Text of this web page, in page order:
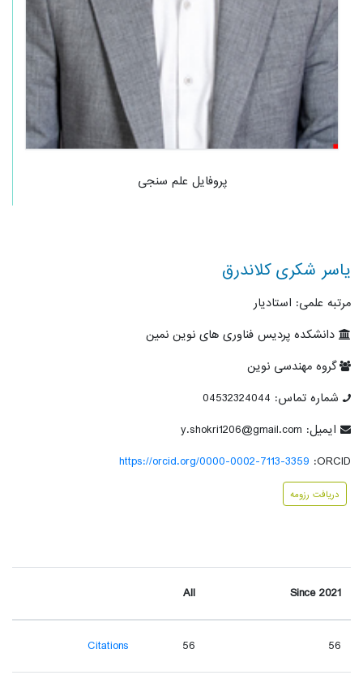
پروفایل علم سنجی
یاسر شکری کلاندرق
مرتبه علمی: استادیار
دانشکده پردیس فناوری های نوین نمین
گروه مهندسی نوین
شماره تماس: 04532324044
ایمیل: y.shokri1206@gmail.com
ORCID:
https://orcid.org/0000-0002-7113-3359
دریافت رزومه
All Since 2021
Citations 56 56